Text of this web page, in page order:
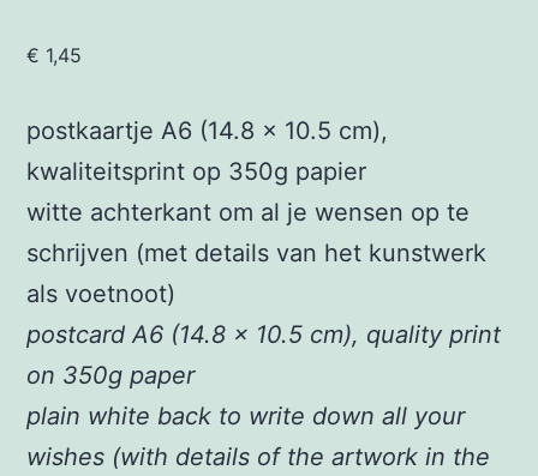
€ 1,45
postkaartje A6 (14.8 x 10.5 cm),
kwaliteitsprint op 350g papier
witte achterkant om al je wensen op te
schrijven (met details van het kunstwerk
als voetnoot)
postcard A6 (14.8 x 10.5 cm), quality print
on 350g paper
plain white back to write down all your
wishes (with details of the artwork in the